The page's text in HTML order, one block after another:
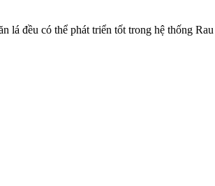
lá đều có thể phát triển tốt trong hệ thống